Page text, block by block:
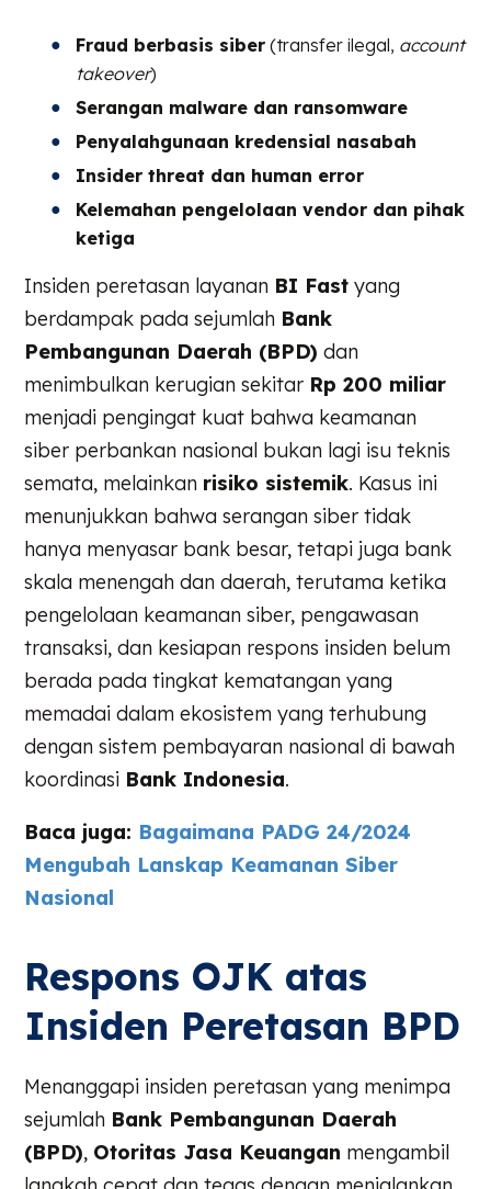
Fraud berbasis siber (transfer ilegal, account
takeover)
Serangan malware dan ransomware
Penyalahgunaan kredensial nasabah
Insider threat dan human error
Kelemahan pengelolaan vendor dan pihak
ketiga
Insiden peretasan layanan BI Fast yang
berdampak pada sejumlah Bank
Pembangunan Daerah (BPD) dan
menimbulkan kerugian sekitar Rp 200 miliar
menjadi pengingat kuat bahwa keamanan
siber perbankan nasional bukan lagi isu teknis
semata, melainkan risiko sistemik. Kasus ini
menunjukkan bahwa serangan siber tidak
hanya menyasar bank besar, tetapi juga bank
skala menengah dan daerah, terutama ketika
pengelolaan keamanan siber, pengawasan
transaksi, dan kesiapan respons insiden belum
berada pada tingkat kematangan yang
memadai dalam ekosistem yang terhubung
dengan sistem pembayaran nasional di bawah
koordinasi Bank Indonesia.
Baca juga: Bagaimana PADG 24/2024
Mengubah Lanskap Keamanan Siber
Nasional
Respons OJK atas
Insiden Peretasan BPD
Menanggapi insiden peretasan yang menimpa
sejumlah Bank Pembangunan Daerah
(BPD), Otoritas Jasa Keuangan mengambil